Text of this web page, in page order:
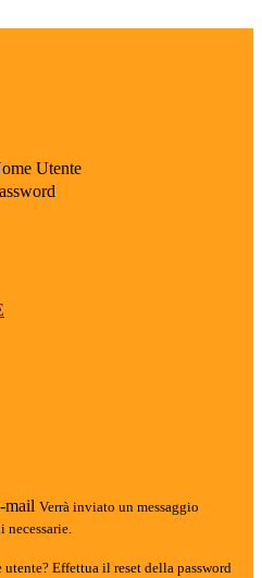
Utente
mail Verrà inviato un messaggio
Effettua il reset della password